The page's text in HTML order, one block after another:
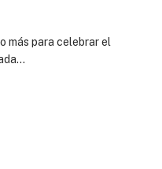
más para celebrar el